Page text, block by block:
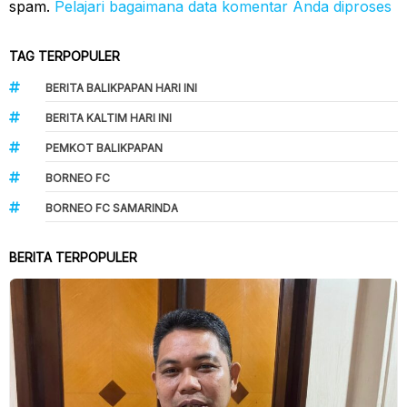
spam. Pelajari bagaimana data komentar Anda diproses
TAG TERPOPULER
BERITA BALIKPAPAN HARI INI
BERITA KALTIM HARI INI
PEMKOT BALIKPAPAN
BORNEO FC
BORNEO FC SAMARINDA
BERITA TERPOPULER